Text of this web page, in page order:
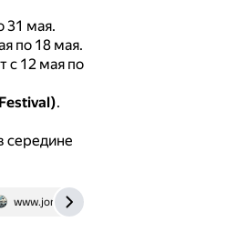
31 мая.
по 18 мая.
с 12 мая по
.
середине
www.jonesaroundtheworld.com